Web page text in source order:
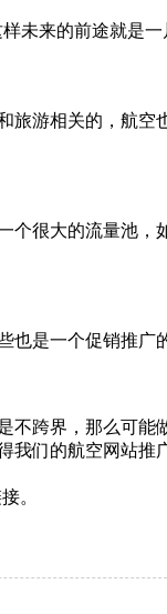
未来的前途就是一
游相关的，航空
个很大的流量池，‍‍
是一个促销推广
不跨界，那么可能
们的航空网站推
。